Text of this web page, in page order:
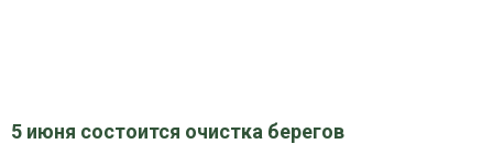
5 июня состоится очистка берегов